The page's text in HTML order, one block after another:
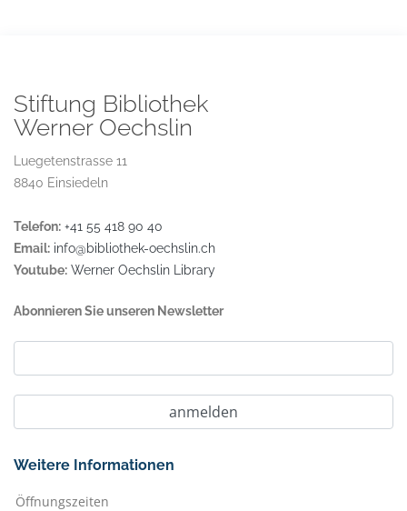
Stiftung Bibliothek
Werner Oechslin
Luegetenstrasse 11
8840 Einsiedeln
Telefon: +41 55 418 90 40
Email: info@bibliothek-oechslin.ch
Youtube: Werner Oechslin Library
Abonnieren Sie unseren Newsletter
Weitere Informationen
Öffnungszeiten